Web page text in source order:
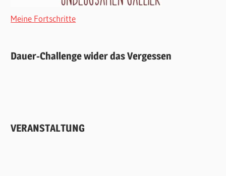
Meine Fortschritte
Dauer-Challenge wider das Vergessen
VERANSTALTUNG